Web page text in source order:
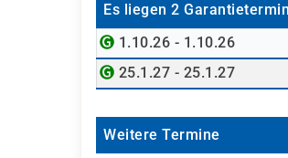
Es liegen 2
1.10.26 - 1.10.26
25.1.27 - 25.1.27
Weitere Termine